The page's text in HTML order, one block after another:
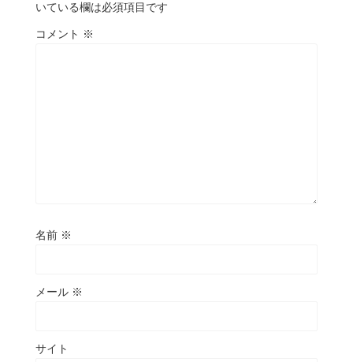
いている欄は必須項目です
コメント ※
名前 ※
メール ※
サイト